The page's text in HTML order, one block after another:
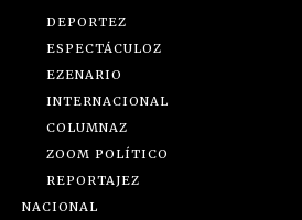
DEPORTEZ
ESPECTÁCULOZ
EZENARIO
INTERNACIONAL
COLUMNAZ
ZOOM POLÍTICO
REPORTAJEZ
NACIONAL